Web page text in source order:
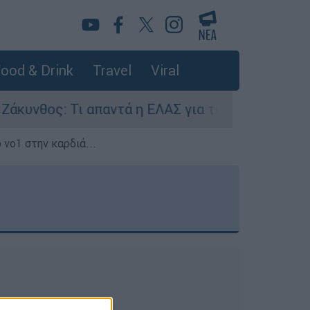
& Drink Travel Viral
Τι απαντά η ΕΛΑΣ για τους 8 βιασμούς
στην καρδιά...